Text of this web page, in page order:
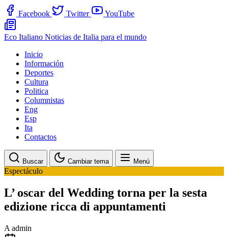
Facebook Twitter YouTube
Eco Italiano Noticias de Italia para el mundo
Inicio
Información
Deportes
Cultura
Politica
Columnistas
Eng
Esp
Ita
Contactos
Buscar Cambiar tema Menú
Espectáculo
L’ oscar del Wedding torna per la sesta
edizione ricca di appuntamenti
A admin